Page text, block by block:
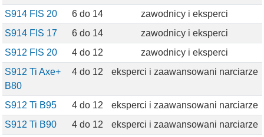
S914 FIS 20
6 do 14
zawodnicy i eksperci
S914 FIS 17
6 do 14
zawodnicy i eksperci
S912 FIS 20
4 do 12
zawodnicy i eksperci
S912 Ti Axe+
B80
4 do 12 eksperci i zaawansowani narciarze
S912 Ti B95 4 do 12
eksperci i zaawansowani narciarze
S912 Ti B90
4 do 12
eksperci i zaawansowani narciarze